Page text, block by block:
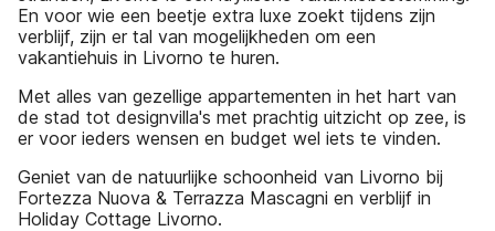
En voor wie een beetje extra luxe zoekt tijdens zijn
verblijf, zijn er tal van mogelijkheden om een
vakantiehuis in Livorno te huren.
Met alles van gezellige appartementen in het hart van
de stad tot designvilla's met prachtig uitzicht op zee, is
er voor ieders wensen en budget wel iets te vinden.
Geniet van de natuurlijke schoonheid van Livorno bij
Fortezza Nuova & Terrazza Mascagni en verblijf in
Holiday Cottage Livorno.